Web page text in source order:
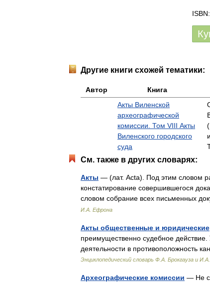
Другие книги схожей тематики:
Автор Книга
Акты Виленской
археографической
комиссии. Том VIII Акты
Виленского городского
суда
См. также в других словарях:
Акты — (лат. Acta). Под этим словом
констатирование совершившегося
словом собрание всех письменных
И.А. Ефрона
Акты общественные и юридические
преимущественно судебное
деятельности в противоположность
Энциклопедический словарь Ф.А. Брокгауза и
Археографические комиссии — Не